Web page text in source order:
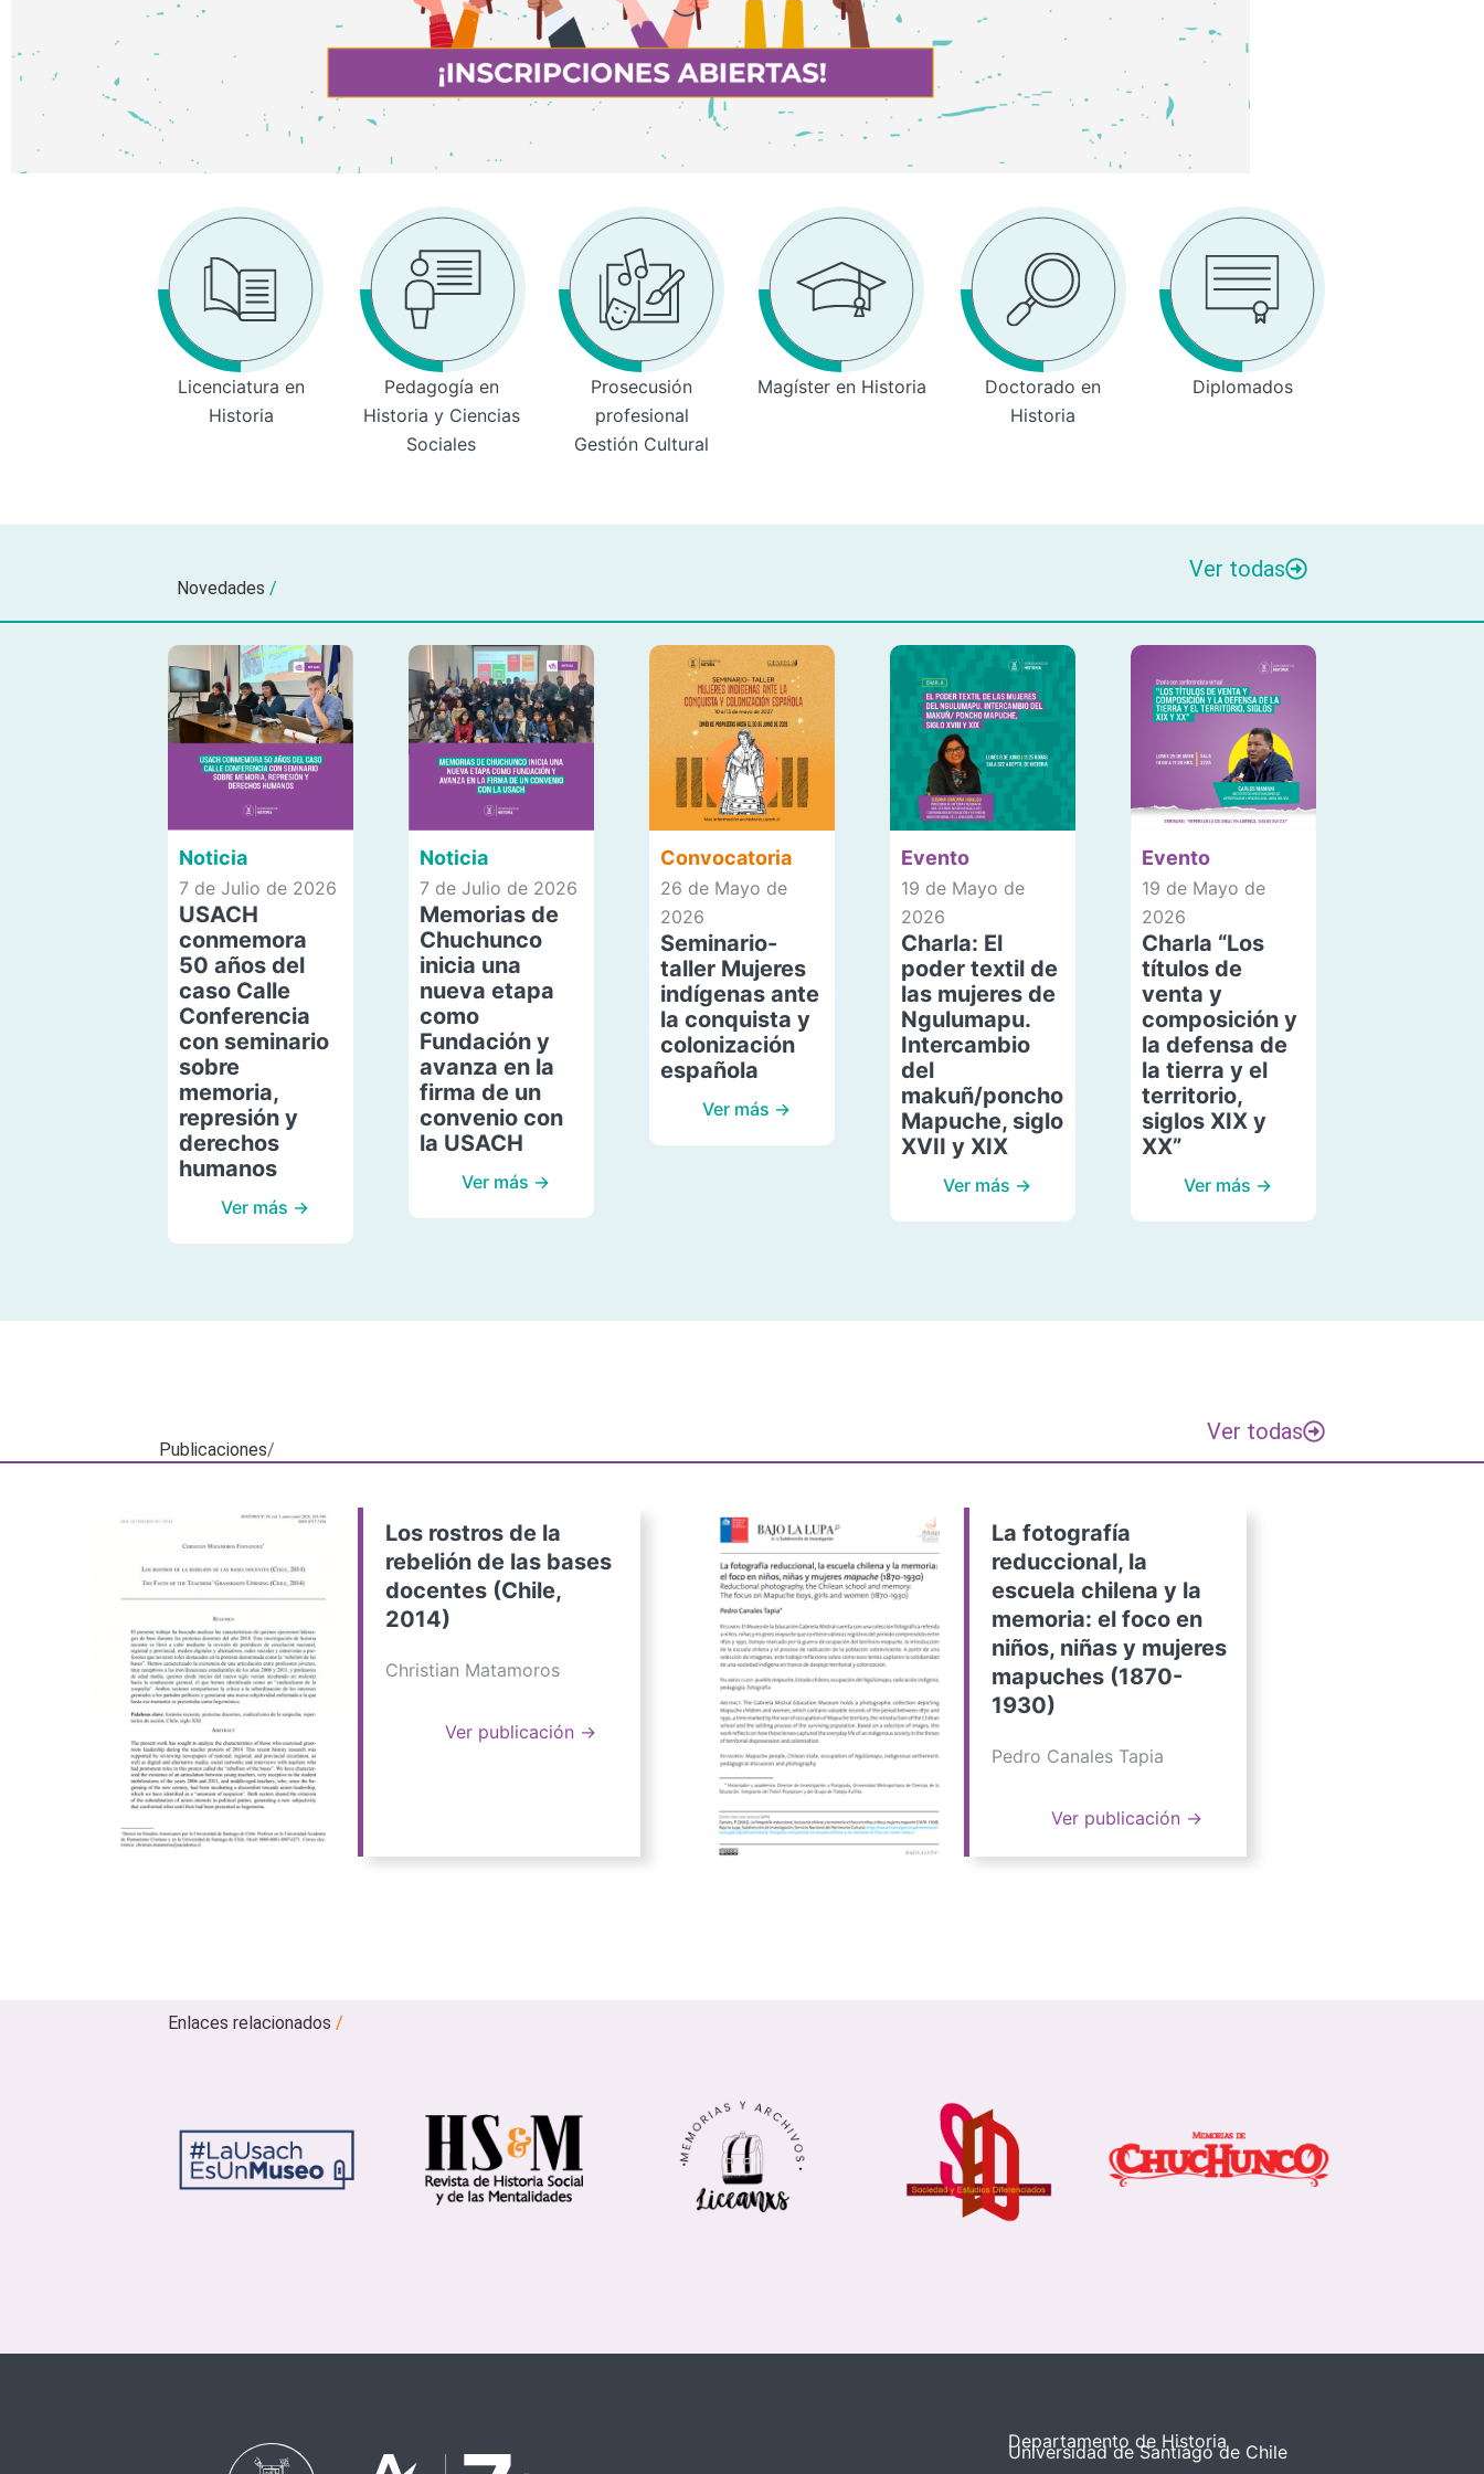
Licenciatura en
Historia
Pedagogía en
Historia y Ciencias
Sociales
Prosecusión
profesional
Gestión Cultural
Magíster en Historia
Doctorado en
Historia
Diplomados
Novedades /
Ver todas
Noticia
7 de Julio de 2026
USACH
conmemora
50 años del
caso Calle
Conferencia
con seminario
sobre
memoria,
represión y
derechos
humanos
Ver más →
Noticia
7 de Julio de 2026
Memorias de
Chuchunco
inicia una
nueva etapa
como
Fundación y
avanza en la
firma de un
convenio con
la USACH
Ver más →
Convocatoria
26 de Mayo de
2026
Seminario-
taller Mujeres
indígenas ante
la conquista y
colonización
española
Ver más →
Evento
19 de Mayo de
2026
Charla: El
poder textil de
las mujeres de
Ngulumapu.
Intercambio
del
makuñ/poncho
Mapuche, siglo
XVII y XIX
Ver más →
Evento
19 de Mayo de
2026
Charla “Los
títulos de
venta y
composición y
la defensa de
la tierra y el
territorio,
siglos XIX y
XX”
Ver más →
Publicaciones/
Ver todas
Los rostros de la
rebelión de las bases
docentes (Chile,
2014)
Christian Matamoros
Ver publicación →
La fotografía
reduccional, la
escuela chilena y la
memoria: el foco en
niños, niñas y mujeres
mapuches (1870-
1930)
Pedro Canales Tapia
Ver publicación →
Enlaces relacionados/
Departamento de Historia
Universidad de Santiago de Chile